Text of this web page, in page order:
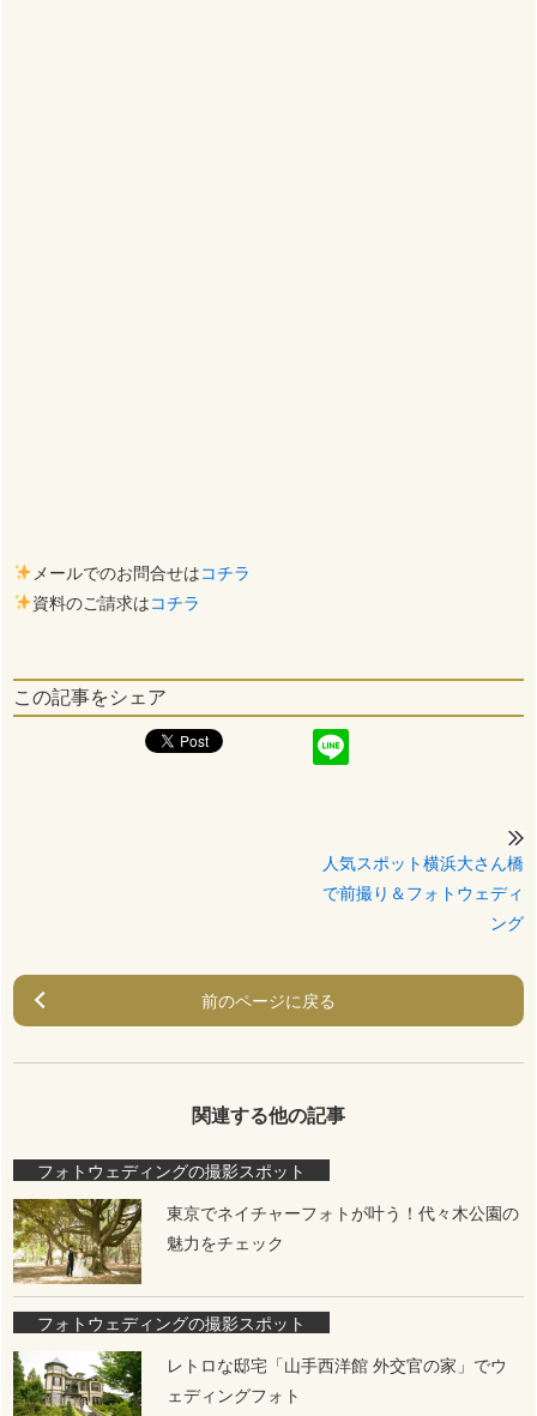
メールでのお問合せはコチラ
資料のご請求はコチラ
この記事をシェア
人気スポット横浜大さん橋
で前撮り＆フォトウェディ
ング
前のページに戻る
関連する他の記事
フォトウェディングの撮影スポット
東京でネイチャーフォトが叶う！代々木公園の
魅力をチェック
フォトウェディングの撮影スポット
レトロな邸宅「山手西洋館 外交官の家」でウ
ェディングフォト